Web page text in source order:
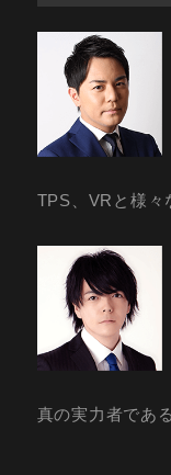
TPS、VRと様々
真の実力者である